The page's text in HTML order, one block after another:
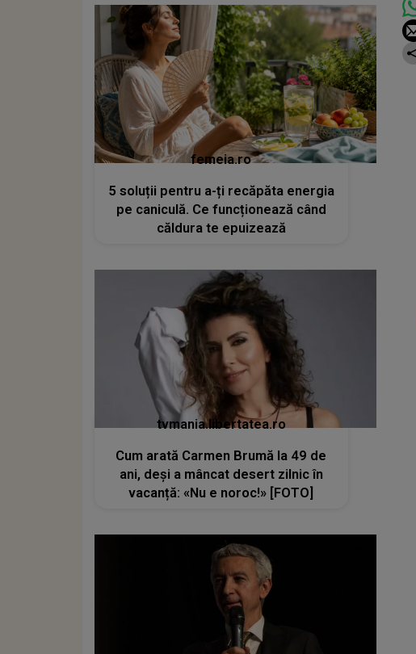
femeia.ro
5 soluții pentru a-ți recăpăta energia
pe caniculă. Ce funcționează când
căldura te epuizează
tvmania.libertatea.ro
Cum arată Carmen Brumă la 49 de
ani, deși a mâncat desert zilnic în
vacanță: «Nu e noroc!» [FOTO]